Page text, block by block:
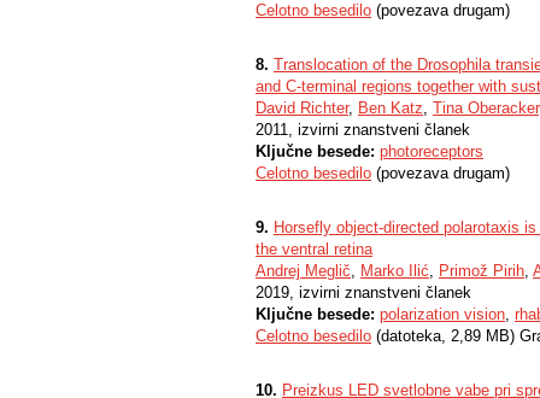
Celotno besedilo (povezava drugam)
8. Translocation of the Drosophila
and C-terminal regions together with
David Richter, Ben Katz, Tina Oberacker
2011, izvirni znanstveni članek
Ključne besede: photoreceptors
Celotno besedilo (povezava drugam)
9. Horsefly object-directed polarotaxis
the ventral retina
Andrej Meglič, Marko Ilić, Primož Pirih,
2019, izvirni znanstveni članek
Ključne besede: polarization vision,
Celotno besedilo (datoteka, 2,89 MB)
10. Preizkus LED svetlobne vabe pri